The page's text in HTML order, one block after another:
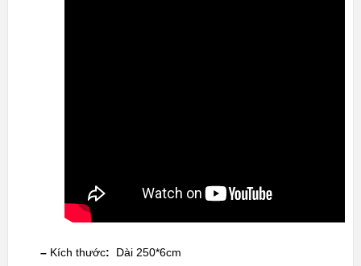
– Kích thước: Dài 250*6cm